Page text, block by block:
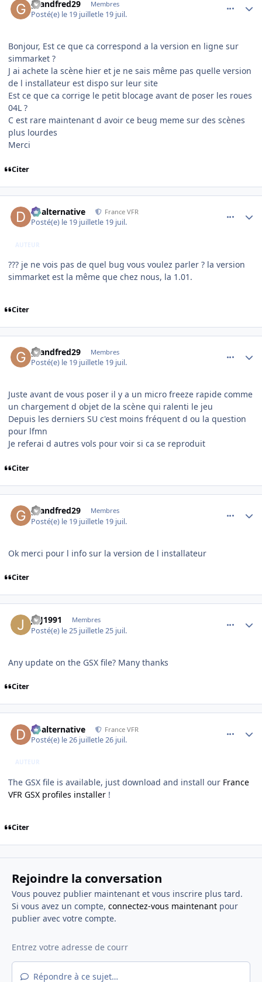
grandfred29 Membres
Posté(e) le 19 juilletle 19 juil.
Bonjour, Est ce que ca correspond a la version en ligne sur
simmarket ?
J ai achete la scène hier et je ne sais même pas quelle version
de l installateur est dispo sur leur site
Est ce que ca corrige le petit blocage avant de poser les roues
04L ?
C est rare maintenant d avoir ce beug meme sur des scènes
plus lourdes
Merci
Citer
dbalternative France VFR
Posté(e) le 19 juilletle 19 juil.
AUTEUR
??? je ne vois pas de quel bug vous voulez parler ? la version
simmarket est la même que chez nous, la 1.01.
Citer
grandfred29 Membres
Posté(e) le 19 juilletle 19 juil.
Juste avant de vous poser il y a un micro freeze rapide comme
un chargement d objet de la scène qui ralenti le jeu
Depuis les derniers SU c'est moins fréquent d ou la question
pour lfmn
Je referai d autres vols pour voir si ca se reproduit
Citer
grandfred29 Membres
Posté(e) le 19 juilletle 19 juil.
Ok merci pour l info sur la version de l installateur
Citer
JAJ1991 Membres
Posté(e) le 25 juilletle 25 juil.
Any update on the GSX file? Many thanks
Citer
dbalternative France VFR
Posté(e) le 26 juilletle 26 juil.
AUTEUR
The GSX file is available, just download and install our France
VFR GSX profiles installer !
Citer
Rejoindre la conversation
Vous pouvez publier maintenant et vous inscrire plus tard.
Si vous avez un compte, connectez-vous maintenantpour
publier avec votre compte.
Répondre à ce sujet…